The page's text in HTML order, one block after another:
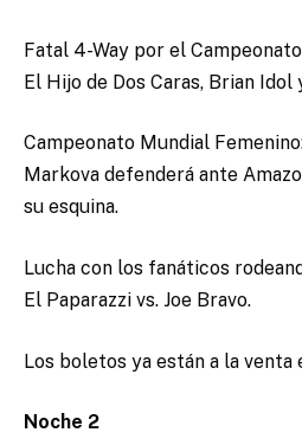
Fatal 4-Way por el
El Hijo de Dos Caras, Brian Idol
Campeonato Mundial
Markova defenderá ante
su esquina.
Lucha con los fanáticos
El Paparazzi vs. Joe Bravo.
Los boletos ya están a la venta
Noche 2